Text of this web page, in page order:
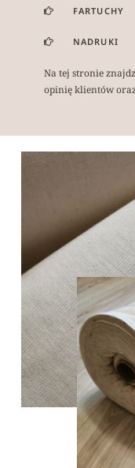
FARTUCHY
NADRUKI
Na tej stronie
opinię klientów